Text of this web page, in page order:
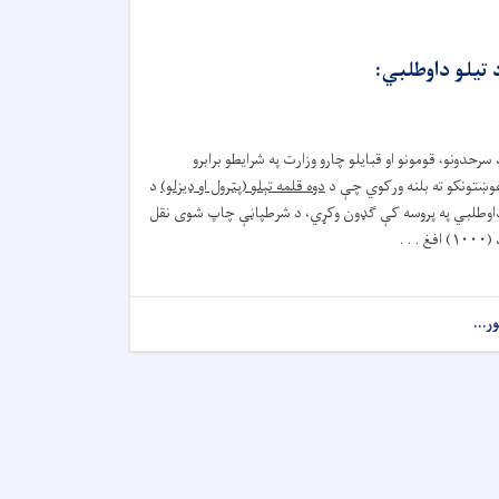
تیلو داوطلبي:
سرحدونو، قومونو او قبایلو چارو وزارت په شرایطو برابرو
ته بلنه ورکوي چې ددوه قلمه تېلو (پټرول او ډیزلو)د
په پروسه کې ګډون وکړي، د شرطپاڼې چاپ شوی نقل
(۱۰۰۰) افغ . . .